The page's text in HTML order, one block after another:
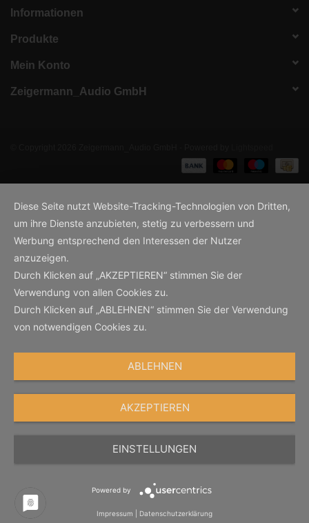
Informationen
Produkte
Mein Konto
Zeigermann_Audio GmbH
Diese Seite nutzt Website-Tracking-Technologien von Dritten,
um ihre Dienste anzubieten, stetig zu verbessern und
Werbung entsprechend den Interessen der Nutzer
anzuzeigen.
Durch Klicken auf „AKZEPTIEREN“ stimmen Sie der
Verwendung von allen Cookies zu.
Durch Klicken auf „ABLEHNEN“ stimmen Sie der Verwendung
von notwendigen Cookies zu.
ABLEHNEN
AKZEPTIEREN
EINSTELLUNGEN
Powered by
Impressum Datenschutzerklärung